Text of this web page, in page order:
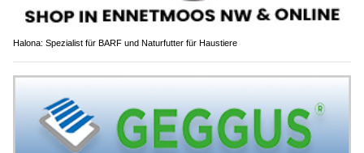
Halona: Spezialist für BARF und Naturfutter für Haustiere